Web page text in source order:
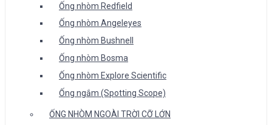
Ống nhòm Redfield
Ống nhòm Angeleyes
Ống nhòm Bushnell
Ống nhòm Bosma
Ống nhòm Explore Scientific
Ống ngắm (Spotting Scope)
ỐNG NHÒM NGOÀI TRỜI CỠ LỚN